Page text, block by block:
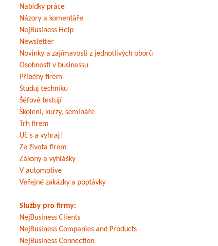
Nabídky práce
Názory a komentáře
NejBusiness Help
Newsletter
Novinky a zajímavosti z jednotlivých oborů
Osobnosti v businessu
Příběhy firem
Studuj techniku
Šéfové testují
Školení, kurzy, semináře
Trh firem
Uč s a vyhraj!
Ze života firem
Zákony a vyhlášky
V automotive
Veřejné zakázky a poptávky
Služby pro firmy:
NejBusiness Clients
NejBusiness Companies and Products
NejBusiness Connection